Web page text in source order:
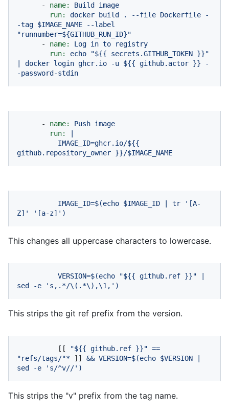
-
name: Build
image
run:
docker build . --file Dockerfile
-
-tag $IMAGE_NAME
--label
"runnumber=${GITHUB_RUN_ID}"
-
name: Log in to
registry
run:
echo "${{ secrets.GITHUB_TOKEN }}"
docker login ghcr.io -u ${{ github.actor }}
-
-password-stdin
- name: Push image
run:
IMAGE_ID=ghcr.io/${{
github.repository_owner }}/$IMAGE_NAME
IMAGE_ID=$(echo $IMAGE_ID tr
'[A-
Z]'
'[a-z]' )
This changes all uppercase characters to lowercase.
VERSION=$(echo "${{ github.ref }}"
sed
-e 's,.*/\(.*\),\1,' )
This strips the git ref prefix from the version.
          [[
"${{ github.ref }}" ==
"refs/tags/"* ]] && VERSION=$(echo $VERSION
sed
-e 's/^v//' )
This strips the "v" prefix from the tag name.